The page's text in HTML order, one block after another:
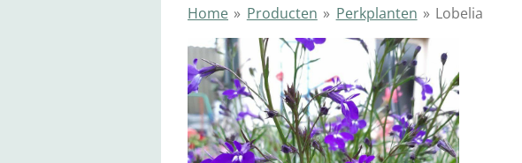
Home » Producten » Perkplanten » Lobelia